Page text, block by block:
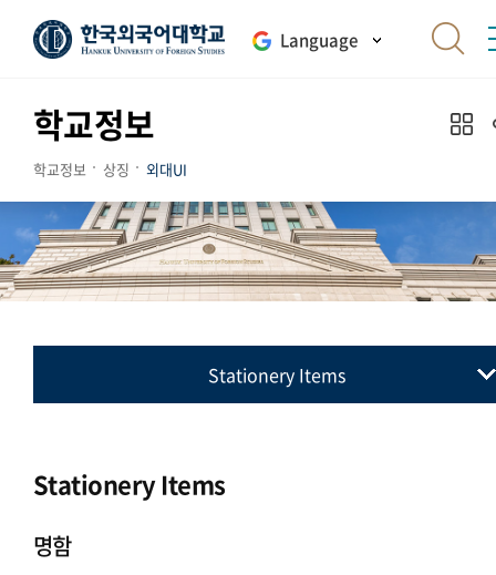
Language
학교정보
학교정보 상징 외대UI
Stationery Items
Stationery Items
명함